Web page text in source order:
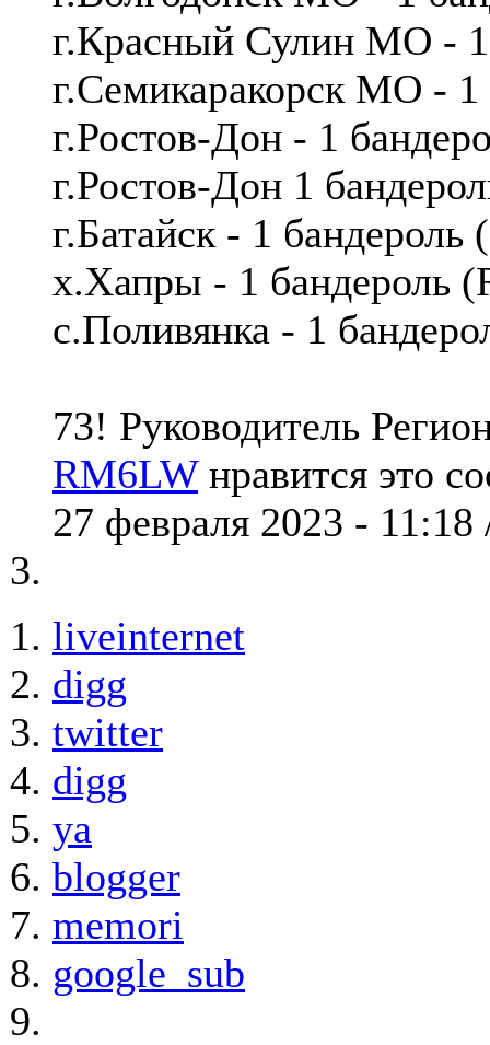
г.Красный Сулин МО -
г.Семикаракорск МО - 1
г.Ростов-Дон - 1
г.Ростов-Дон 1
г.Батайск - 1
х.Хапры - 1 бандероль
с.Поливянка - 1
73! Руководитель
RM6LWнравится это
27 февраля 2023 -
liveinternet
digg
twitter
digg
ya
blogger
memori
google_sub